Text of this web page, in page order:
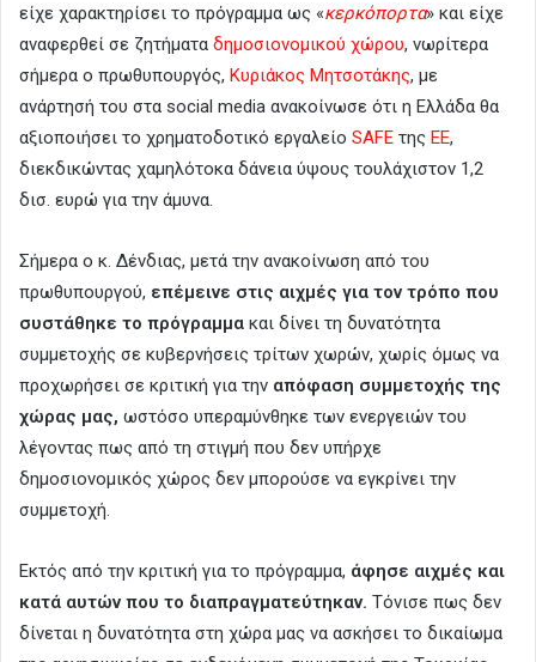
είχε χαρακτηρίσει το πρόγραμμα ως «κερκόπορτα» και είχε
αναφερθεί σε ζητήματα δημοσιονομικού χώρου, νωρίτερα
σήμερα ο πρωθυπουργός, Κυριάκος Μητσοτάκης, με
ανάρτησή του στα social media ανακοίνωσε ότι η Ελλάδα θα
αξιοποιήσει το χρηματοδοτικό εργαλείο SAFE της ΕΕ,
διεκδικώντας χαμηλότοκα δάνεια ύψους τουλάχιστον 1,2
δισ. ευρώ για την άμυνα.
Σήμερα ο κ. Δένδιας, μετά την ανακοίνωση από του
πρωθυπουργού, επέμεινε στις αιχμές για τον τρόπο που
συστάθηκε το πρόγραμμα και δίνει τη δυνατότητα
συμμετοχής σε κυβερνήσεις τρίτων χωρών, χωρίς όμως να
προχωρήσει σε κριτική για την απόφαση συμμετοχής της
χώρας μας, ωστόσο υπεραμύνθηκε των ενεργειών του
λέγοντας πως από τη στιγμή που δεν υπήρχε
δημοσιονομικός χώρος δεν μπορούσε να εγκρίνει την
συμμετοχή.
Εκτός από την κριτική για το πρόγραμμα, άφησε αιχμές και
κατά αυτών που το διαπραγματεύτηκαν. Τόνισε πως δεν
δίνεται η δυνατότητα στη χώρα μας να ασκήσει το δικαίωμα